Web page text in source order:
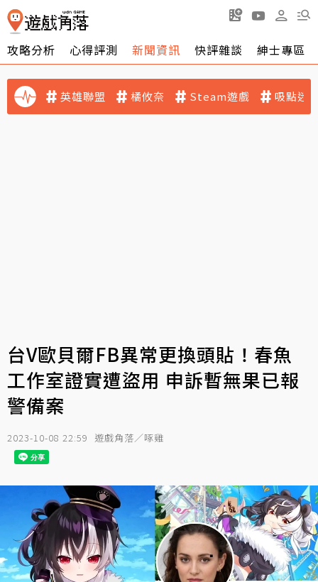
攻略分析 心得評測 新聞資訊 快評雜談 紳士專區
英雄聯盟 橘攸奈 Steam遊戲 吸點迷
台V歐貝爾FB異常更換頭貼！春魚
工作室證實遭盜用 申訴暫無果已報
警備案
2023-10-08 22:59 遊戲角落／啄雞